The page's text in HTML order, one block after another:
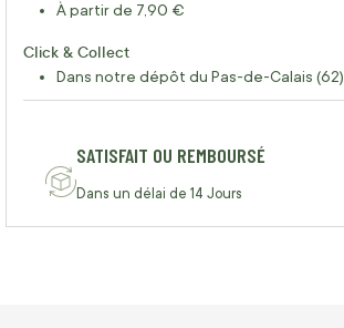
À partir de 7,90 €
Click & Collect
Dans notre dépôt du Pas-de-Calais (62)
SATISFAIT OU REMBOURSÉ
Dans un délai de 14 Jours